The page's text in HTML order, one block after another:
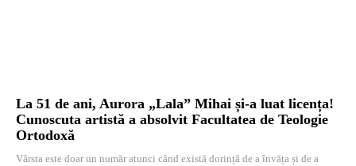
La 51 de ani, Aurora „Lala” Mihai și-a luat licența!
Cunoscuta artistă a absolvit Facultatea de Teologie
Ortodoxă
Vârsta este doar un număr atunci când există dorință de a învăța și de a